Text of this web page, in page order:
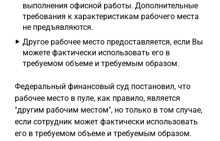
выполнения офисной работы. Дополнительные
требования к характеристикам рабочего места
не предъявляются.
Другое рабочее место предоставляется, если Вы
можете фактически использовать его в
требуемом объеме и требуемым образом.
Федеральный финансовый суд постановил, что
рабочее место в пуле, как правило, является
"другим рабочим местом", но только в том случае,
если сотрудник может фактически использовать
его в требуемом объеме и требуемым образом.